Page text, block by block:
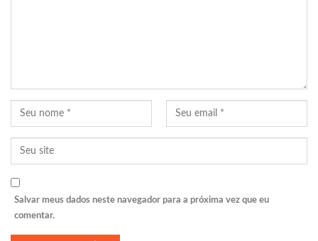
Salvar meus dados neste navegador para a próxima vez que eu
comentar.